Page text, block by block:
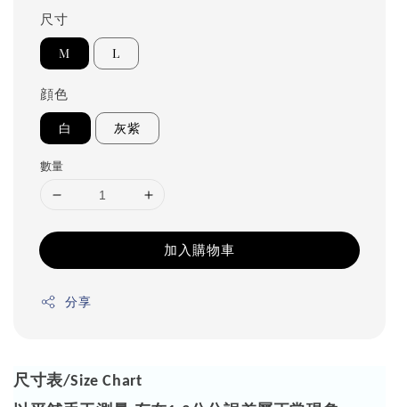
尺寸
M L
顔色
白 灰紫
數量
加入購物車
分享
尺寸表/Size Chart